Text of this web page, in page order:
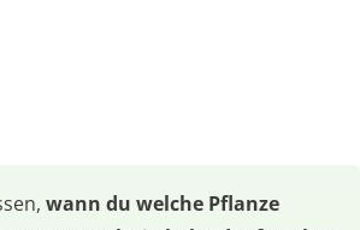
wann du welche Pflanze